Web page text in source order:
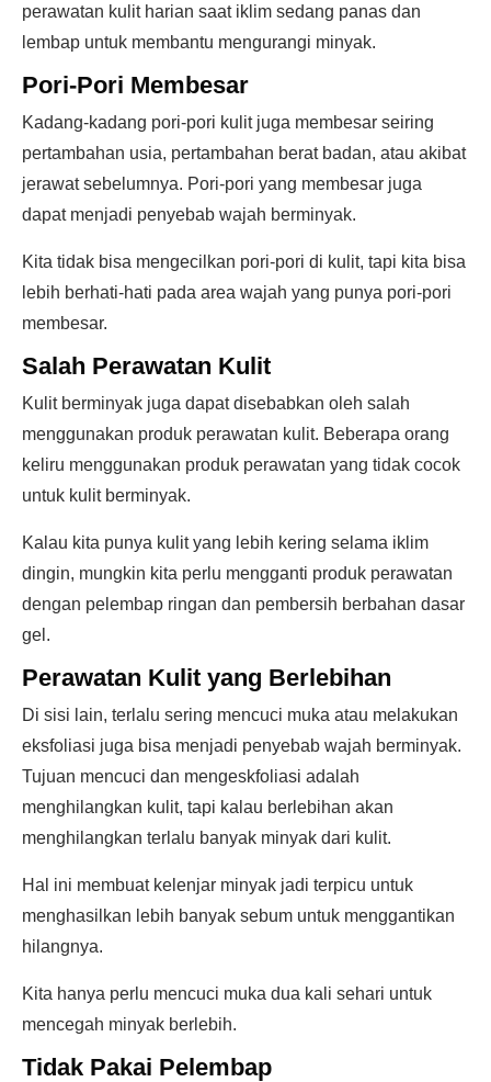
perawatan kulit harian saat iklim sedang panas dan
lembap untuk membantu mengurangi minyak.
Pori-Pori Membesar
Kadang-kadang pori-pori kulit juga membesar seiring
pertambahan usia, pertambahan berat badan, atau akibat
jerawat sebelumnya. Pori-pori yang membesar juga
dapat menjadi penyebab wajah berminyak.
Kita tidak bisa mengecilkan pori-pori di kulit, tapi kita bisa
lebih berhati-hati pada area wajah yang punya pori-pori
membesar.
Salah Perawatan Kulit
Kulit berminyak juga dapat disebabkan oleh salah
menggunakan produk perawatan kulit. Beberapa orang
keliru menggunakan produk perawatan yang tidak cocok
untuk kulit berminyak.
Kalau kita punya kulit yang lebih kering selama iklim
dingin, mungkin kita perlu mengganti produk perawatan
dengan pelembap ringan dan pembersih berbahan dasar
gel.
Perawatan Kulit yang Berlebihan
Di sisi lain, terlalu sering mencuci muka atau melakukan
eksfoliasi juga bisa menjadi penyebab wajah berminyak.
Tujuan mencuci dan mengeskfoliasi adalah
menghilangkan kulit, tapi kalau berlebihan akan
menghilangkan terlalu banyak minyak dari kulit.
Hal ini membuat kelenjar minyak jadi terpicu untuk
menghasilkan lebih banyak sebum untuk menggantikan
hilangnya.
Kita hanya perlu mencuci muka dua kali sehari untuk
mencegah minyak berlebih.
Tidak Pakai Pelembap